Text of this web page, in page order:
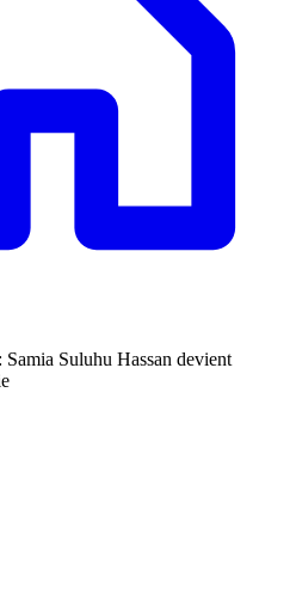
Suluhu Hassan devient